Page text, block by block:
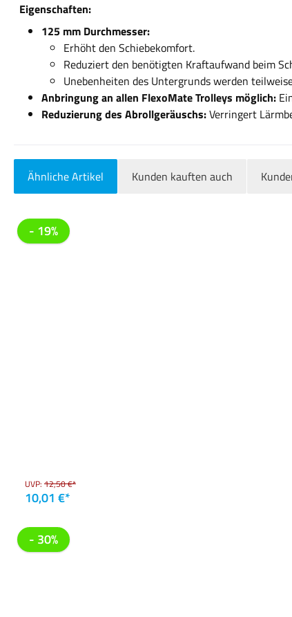
Eigenschaften:
125 mm Durchmesser:
Erhöht den Schiebekomfort.
Reduziert den benötigten Kraftaufwand beim
Unebenheiten des Untergrunds werden
Anbringung an allen FlexoMate Trolleys möglich:
Reduzierung des Abrollgeräuschs:Verringert
Ähnliche Artikel Kunden kauften auch
Produktgalerie überspringen
- 19%
UVP: 12,50 €*
10,01 €*
- 30%